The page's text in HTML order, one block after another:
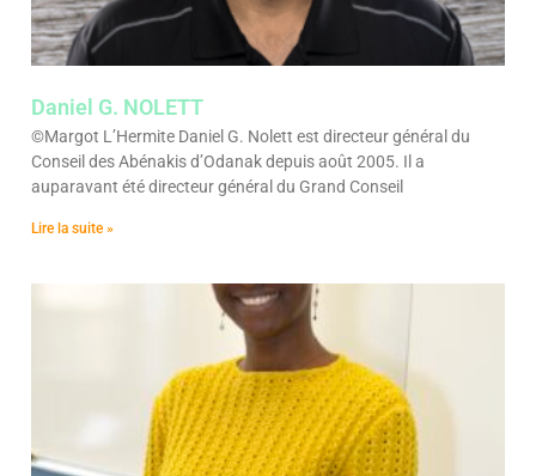
Daniel G. NOLETT
©Margot L’Hermite Daniel G. Nolett est directeur général du
Conseil des Abénakis d’Odanak depuis août 2005. Il a
auparavant été directeur général du Grand Conseil
Lire la suite »